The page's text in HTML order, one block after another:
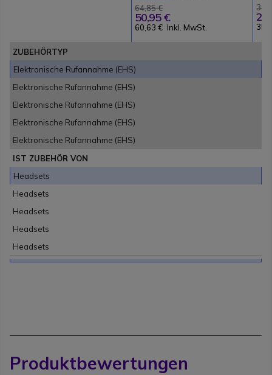
64,85 €
50,95 €
60,63 € Inkl. MwSt.
ZUBEHÖRTYP
Elektronische Rufannahme (EHS)
Elektronische Rufannahme (EHS)
Elektronische Rufannahme (EHS)
Elektronische Rufannahme (EHS)
Elektronische Rufannahme (EHS)
IST ZUBEHÖR VON
Headsets
Headsets
Headsets
Headsets
Headsets
Produktbewertungen